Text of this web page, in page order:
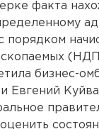
факта
порядком
бизнес-
Евгений